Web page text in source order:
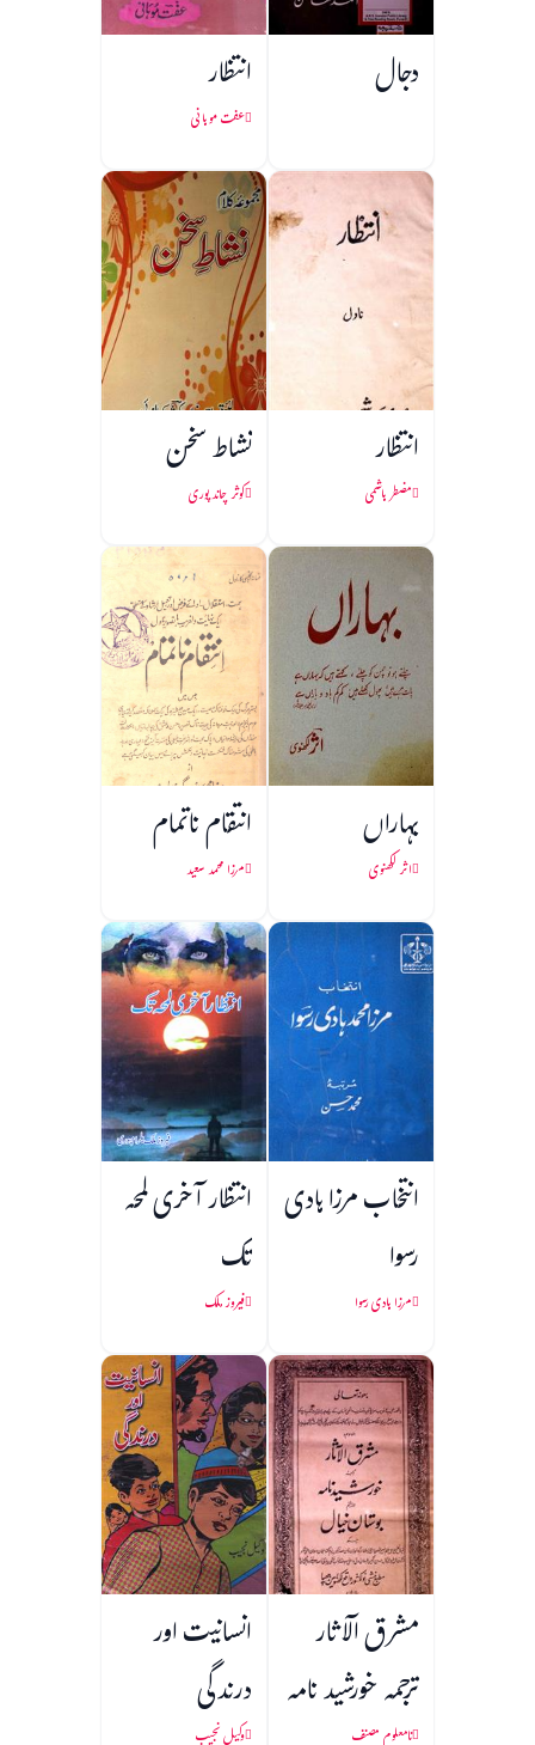
دجال انتظار
عفت موہانی
انتظار
مضطر ہاشمی
نشاط سخن
کوثر چاند پوری
بہاراں
اثر لکھنوی
انتقام ناتمام
مرزا محمد سعید
انتخاب مرزا ہادی
رسوا
مرزا ہادی رسوا
انتظار آخری لمحہ
تک
فیروز ملک
مشرق الآثار
ترجمہ خورشید نامہ
انسانیت اور
درندگی